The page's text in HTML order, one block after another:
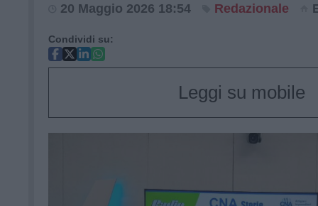
20 Maggio 2026 18:54 Redazionale
Condividi su:
Leggi su mobile